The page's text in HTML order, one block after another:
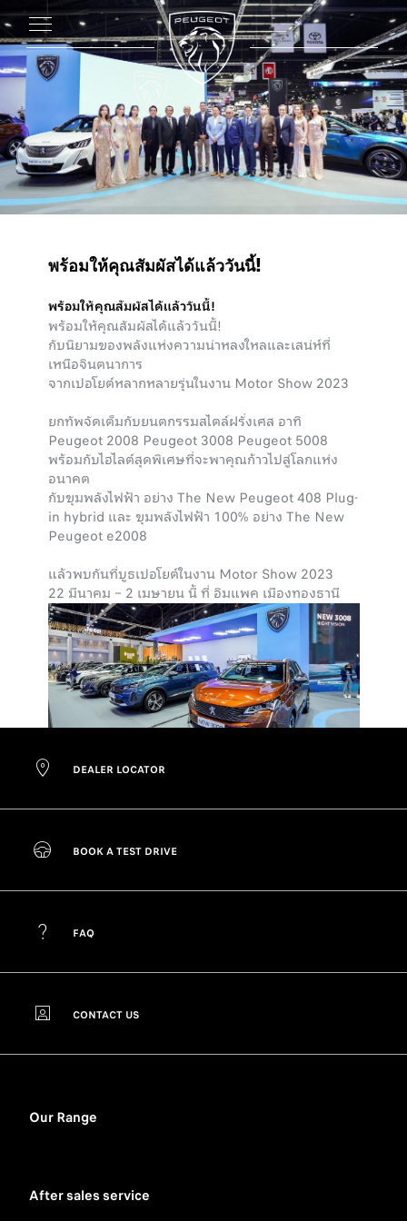
พร้อมให้คุณสัมผัสได้แล้ววันนี้!
พร้อมให้คุณสัมผัสได้แล้ววันนี้!
พร้อมให้คุณสัมผัสได้แล้ววันนี้!
กับนิยามของพลังแห่งความน่าหลงใหลและเสน่ห์ที่
เหนือจินตนาการ
จากเปอโยต์หลากหลายรุ่นในงาน Motor Show 2023
ยกทัพจัดเต็มกับยนตกรรมสไตล์ฝรั่งเศส อาทิ
Peugeot 2008 Peugeot 3008 Peugeot 5008
พร้อมกับไฮไลต์สุดพิเศษที่จะพาคุณก้าวไปสู่โลกแห่ง
อนาคต
กับขุมพลังไฟฟ้า อย่าง The New Peugeot 408 Plug-
in hybrid และ ขุมพลังไฟฟ้า 100% อย่าง The New
Peugeot e2008
แล้วพบกันที่บูธเปอโยต์ในงาน Motor Show 2023
22 มีนาคม – 2 เมษายน นี้ ที่ อิมแพค เมืองทองธานี
DEALER LOCATOR
BOOK A TEST DRIVE
FAQ
CONTACT US
Our Range
After sales service